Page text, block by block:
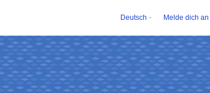
Deutsch Melde dich an